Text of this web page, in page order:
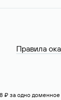
Правила
за одно